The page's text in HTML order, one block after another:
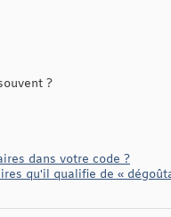
?
dans votre code ?
qu'il qualifie de «